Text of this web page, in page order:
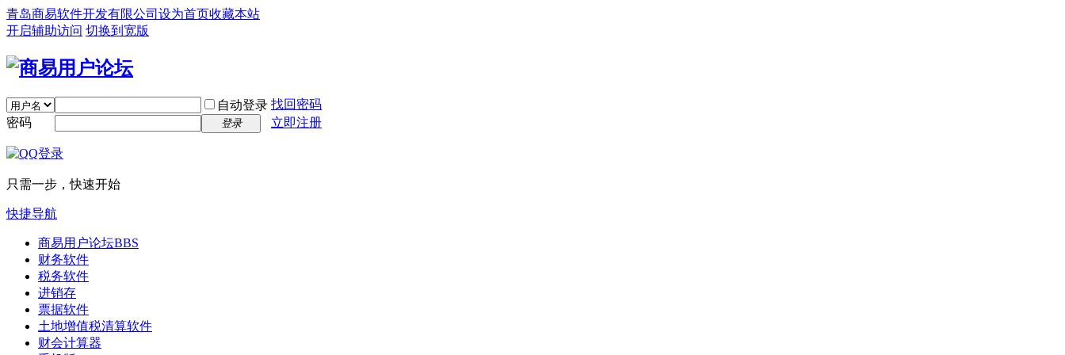
青岛商易软件开发有限公司 设为首页收藏本站
开启辅助访问 切换到宽版
自动登录 找回密码
密码
登录 立即注册
只需一步，快速开始
快捷导航
商易用户论坛BBS
财务软件
税务软件
进销存
票据软件
土地增值税清算软件
财会计算器